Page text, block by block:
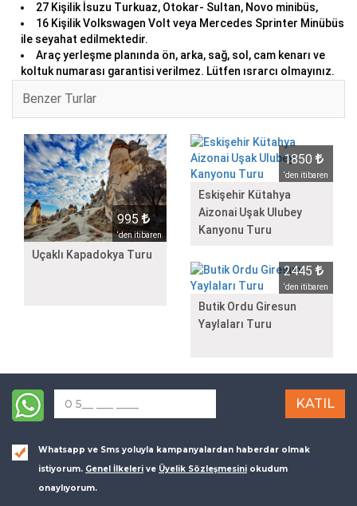
27 Kişilik İsuzu Turkuaz, Otokar- Sultan, Novo minibüs,
16 Kişilik Volkswagen Volt veya Mercedes Sprinter Minübüs
ile seyahat edilmektedir.
Araç yerleşme planında ön, arka, sağ, sol, cam kenarı ve
koltuk numarası garantisi verilmez. Lütfen ısrarcı olmayınız.
Benzer Turlar
995
‘den itibaren
Uçaklı Kapadokya Turu
1850
‘den itibaren
Eskişehir Kütahya
Aizonai Uşak Ulubey
Kanyonu Turu
2445
‘den itibaren
Butik Ordu Giresun
Yaylaları Turu
Whatsapp ve Sms yoluyla kampanyalardan haberdar olmak
istiyorum. Genel İlkeleri ve Üyelik Sözleşmesini okudum
onaylıyorum.